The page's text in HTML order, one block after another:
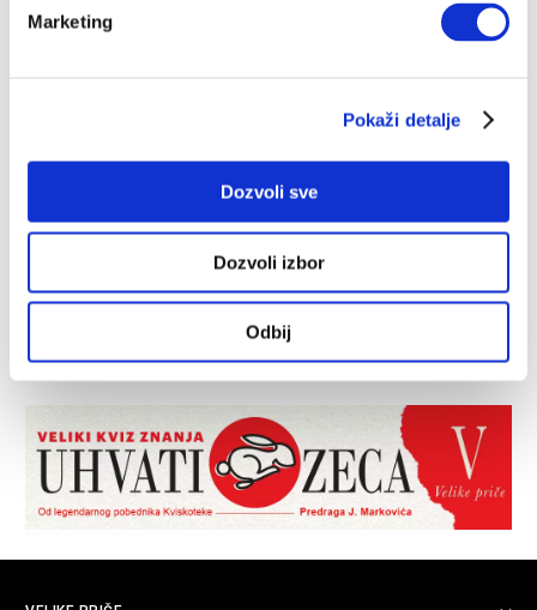
Marketing
Pokaži detalje
Dozvoli sve
Dozvoli izbor
Odbij